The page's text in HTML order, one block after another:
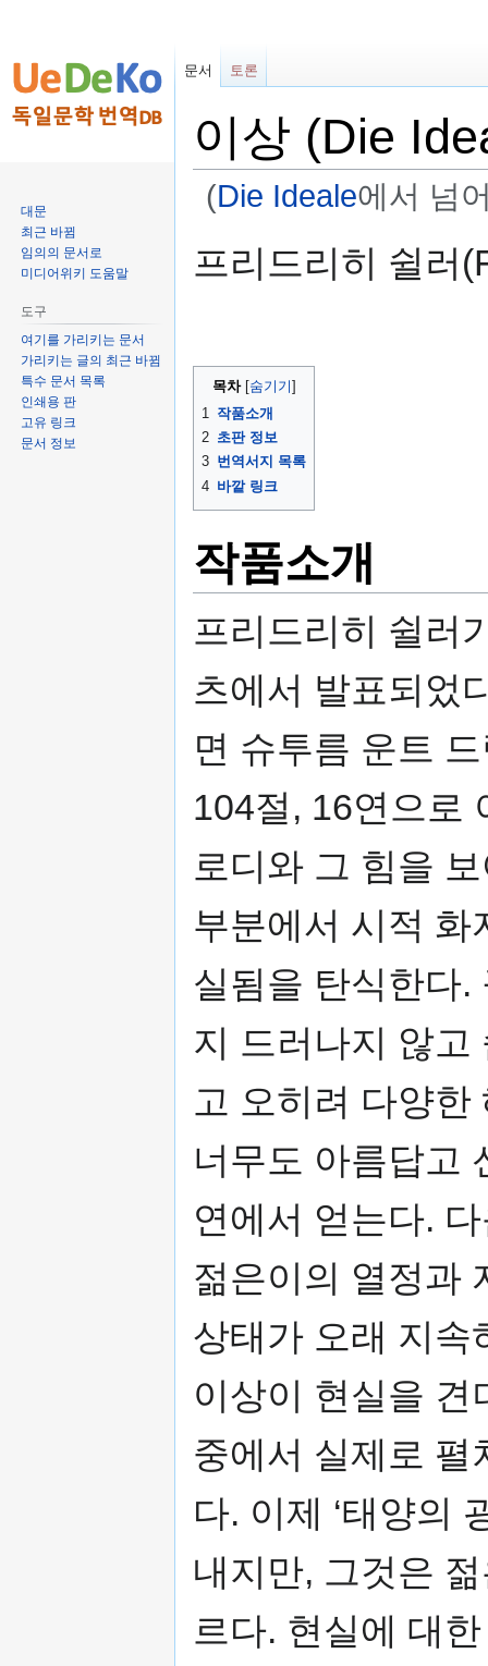
이상 (Die
(Die Ideale에서 넘
러
가
색
기
프리드리히 쉴러
목차
1
작품소개
2 초판 정보
3 번역서지 목록
4 바깥 링크
작품소개
프리드리히 쉴러
츠에서 발표되었
면 슈투름 운트
104절, 16연으로
로디와 그 힘을
부분에서 시적 화
실됨을 탄식한다.
지 드러나지 않고
고 오히려 다양
너무도 아름답고
연에서 얻는다.
젊은이의 열정과
상태가 오래 지속
이상이 현실을 견
중에서 실제로 펼
다. 이제 ‘태양의
내지만, 그것은
르다. 현실에 대
문서 토론
대문
최근 바뀜
임의의 문서로
미디어위키 도움말
도구
여기를 가리키는 문서
가리키는 글의 최근 바뀜
특수 문서 목록
인쇄용 판
고유 링크
문서 정보